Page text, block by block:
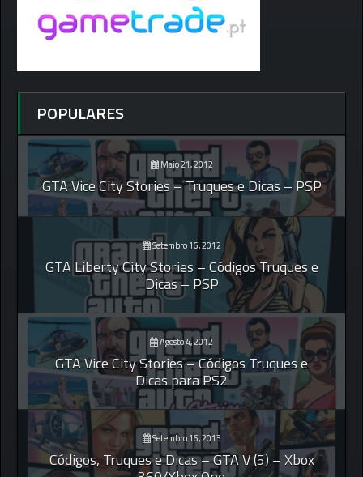
POPULARES
Maio 21, 2012
GTA Vice City Stories – Truques e Dicas – PSP
Setembro 16, 2012
GTA Liberty City Stories – Códigos Truques e
Dicas – PSP
Agosto 4, 2012
GTA Vice City Stories – Códigos Truques e
Dicas para PS2
Setembro 16, 2013
Códigos, Truques e Dicas – GTA V (5) – Xbox